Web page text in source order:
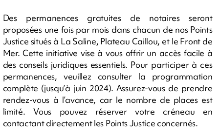
Des permanences gratuites de notaires seront
proposées une fois par mois dans chacun de nos Points
Justice situés à La Saline, Plateau Caillou, et le Front de
Mer. Cette initiative vise à vous offrir un accès facile à
des conseils juridiques essentiels. Pour participer à ces
permanences, veuillez consulter la programmation
complète (jusqu’à juin 2024). Assurez-vous de prendre
rendez-vous à l’avance, car le nombre de places est
limité. Vous pouvez réserver votre créneau en
contactant directement les Points Justice concernés.